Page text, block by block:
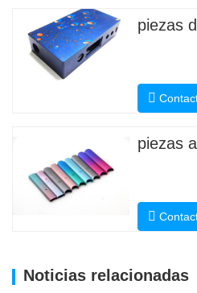
piezas
Noticias relacionadas